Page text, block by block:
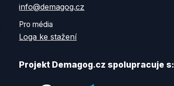
info@demagog.cz
Pro média
Loga ke stažení
Projekt Demagog.cz spolupracuje s: